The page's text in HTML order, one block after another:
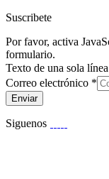
Suscribete
Por favor, activa
formulario.
Texto de una sola línea
Correo electrónico *
Enviar
Siguenos